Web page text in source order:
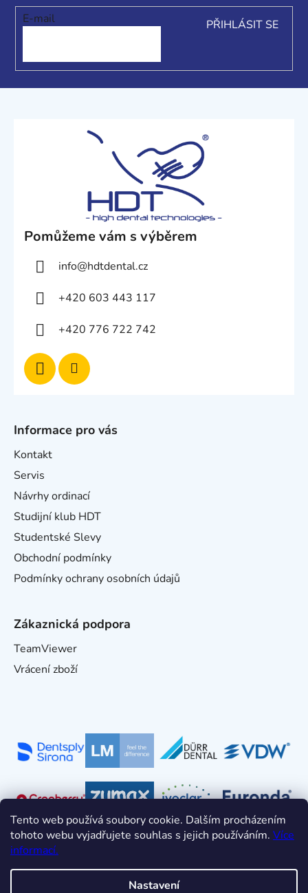
Tento web používá soubory cookie. Dalším procházením
tohoto webu vyjadřujete souhlas s jejich používáním. Více
informací.
Nastavení
E-mail
PŘIHLÁSIT SE
Pomůžeme vám s výběrem
info@hdtdental.cz
+420 603 443 117
+420 776 722 742
Informace pro vás
Kontakt
Servis
Návrhy ordinací
Studijní klub HDT
Studentské Slevy
Obchodní podmínky
Podmínky ochrany osobních údajů
Zákaznická podpora
TeamViewer
Vrácení zboží